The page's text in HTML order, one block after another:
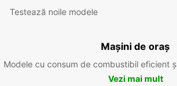
Testează noile modele
Mașini de oraș
Modele cu consum de combustibil eficient
Vezi mai mult